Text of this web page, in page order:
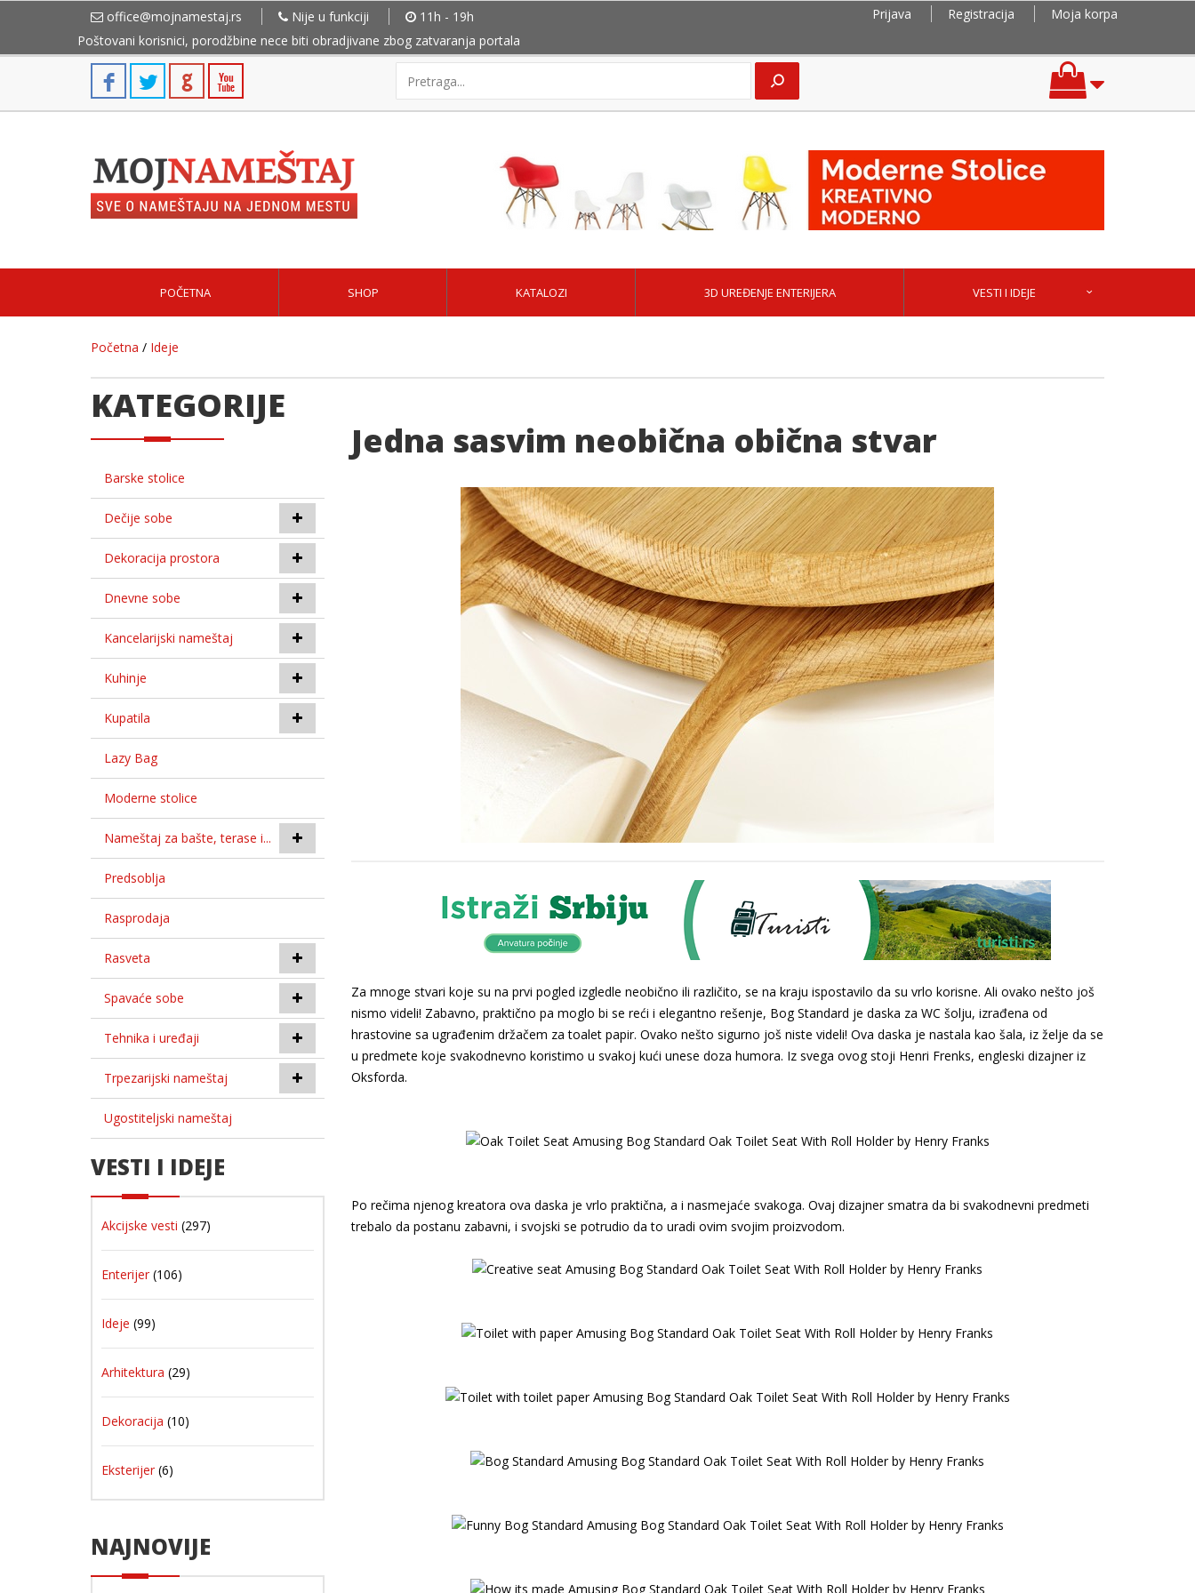
office@mojnamestaj.rs Nije u funkciji 11h - 19h Prijava Registracija
Moja korpa
Poštovani korisnici, porodžbine nece biti obradjivane zbog zatvaranja portala
POČETNA SHOP KATALOZI 3D UREĐENJE ENTERIJERA VESTI I IDEJE
Početna / Ideje
Jedna sasvim neobična obična stvar
Za mnoge stvari koje su na prvi pogled izgledle neobično ili različito, se na kraju ispostavilo da su vrlo korisne. Ali ovako nešto još
nismo videli! Zabavno, praktično pa moglo bi se reći i elegantno rešenje, Bog Standard je daska za WC šolju, izrađena od
hrastovine sa ugrađenim držačem za toalet papir. Ovako nešto sigurno još niste videli! Ova daska je nastala kao šala, iz želje da se
u predmete koje svakodnevno koristimo u svakoj kući unese doza humora. Iz svega ovog stoji Henri Frenks, engleski dizajner iz
Oksforda.
Po rečima njenog kreatora ova daska je vrlo praktična, a i nasmejaće svakoga. Ovaj dizajner smatra da bi svakodnevni predmeti
trebalo da postanu zabavni, i svojski se potrudio da to uradi ovim svojim proizvodom.
KATEGORIJE
Barske stolice
Dečije sobe
Dekoracija prostora
Dnevne sobe
Kancelarijski nameštaj
Kuhinje
Kupatila
Lazy Bag
Moderne stolice
Nameštaj za bašte, terase i...
Predsoblja
Rasprodaja
Rasveta
Spavaće sobe
Tehnika i uređaji
Trpezarijski nameštaj
Ugostiteljski nameštaj
VESTI I IDEJE
Akcijske vesti (297)
Enterijer (106)
Ideje (99)
Arhitektura (29)
Dekoracija (10)
Eksterijer (6)
NAJNOVIJE